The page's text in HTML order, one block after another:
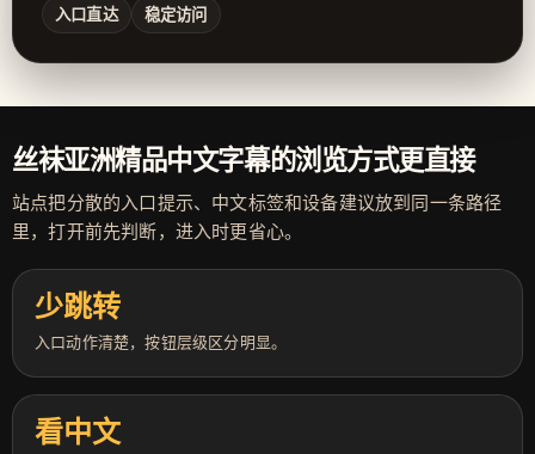
入口直达
稳定访问
丝袜亚洲精品中文字幕的浏览方式更直接
站点把分散的入口提示、中文标签和设备建议放到同一条路径
里，打开前先判断，进入时更省心。
少跳转
入口动作清楚，按钮层级区分明显。
看中文